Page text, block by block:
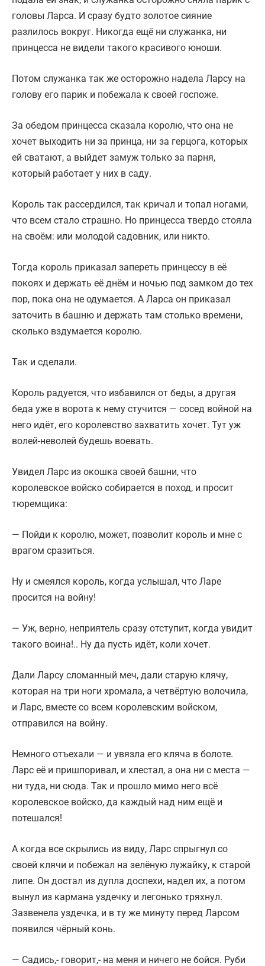
головы Ларса. И сразу будто золотое сияние
разлилось вокруг. Никогда ещё ни служанка, ни
принцесса не видели такого красивого юноши.
Потом служанка так же осторожно надела Ларсу на
голову его парик и побежала к своей госпоже.
За обедом принцесса сказала королю, что она не
хочет выходить ни за принца, ни за герцога, которых
ей сватают, а выйдет замуж только за парня,
который работает у них в саду.
Король так рассердился, так кричал и топал ногами,
что всем стало страшно. Но принцесса твердо стояла
на своём: или молодой садовник, или никто.
Тогда король приказал запереть принцессу в её
покоях и держать её днём и ночью под замком до тех
пор, пока она не одумается. А Ларса он приказал
заточить в башню и держать там столько времени,
сколько вздумается королю.
Так и сделали.
Король радуется, что избавился от беды, а другая
беда уже в ворота к нему стучится — сосед войной на
него идёт, его королевство захватить хочет. Тут уж
волей-неволей будешь воевать.
Увидел Ларс из окошка своей башни, что
королевское войско собирается в поход, и просит
тюремщика:
— Пойди к королю, может, позволит король и мне с
врагом сразиться.
Ну и смеялся король, когда услышал, что Ларе
просится на войну!
— Уж, верно, неприятель сразу отступит, когда увидит
такого воина!.. Ну да пусть идёт, коли хочет.
Дали Ларсу сломанный меч, дали старую клячу,
которая на три ноги хромала, а четвёртую волочила,
и Ларс, вместе со всем королевским войском,
отправился на войну.
Немного отъехали — и увязла его кляча в болоте.
Ларс её и пришпоривал, и хлестал, а она ни с места —
ни туда, ни сюда. Так и прошло мимо него всё
королевское войско, да каждый над ним ещё и
потешался!
А когда все скрылись из виду, Ларc спрыгнул со
своей клячи и побежал на зелёную лужайку, к старой
липе. Он достал из дупла доспехи, надел их, а потом
вынул из кармана уздечку и легонько тряхнул.
Зазвенела уздечка, и в ту же минуту перед Ларсом
появился чёрный конь.
— Садись,- говорит,- на меня и ничего не бойся. Руби